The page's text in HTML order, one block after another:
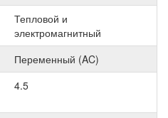
Тепловой и
электромагнитный
Переменный (AC)
4.5